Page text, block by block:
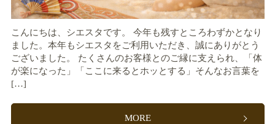
こんにちは、シエスタです。 今年も残すところわずかとなり
ました。本年もシエスタをご利用いただき、誠にありがとう
ございました。 たくさんのお客様とのご縁に支えられ、「体
が楽になった」「ここに来るとホッとする」そんなお言葉を
[…]
MORE